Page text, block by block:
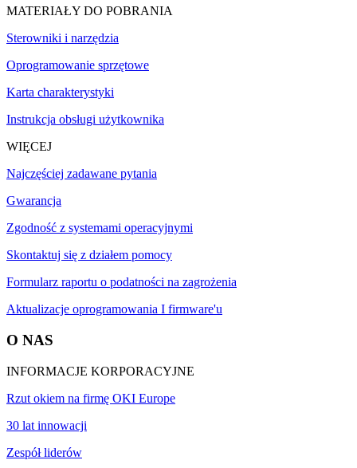
MATERIAŁY DO POBRANIA
Sterowniki i narzędzia
Oprogramowanie sprzętowe
Karta charakterystyki
Instrukcja obsługi użytkownika
WIĘCEJ
Najczęściej zadawane pytania
Gwarancja
Zgodność z systemami operacyjnymi
Skontaktuj się z działem pomocy
Formularz raportu o podatności na zagrożenia
Aktualizacje oprogramowania I firmware'u
O NAS
INFORMACJE KORPORACYJNE
Rzut okiem na firmę OKI Europe
30 lat innowacji
Zespół liderów